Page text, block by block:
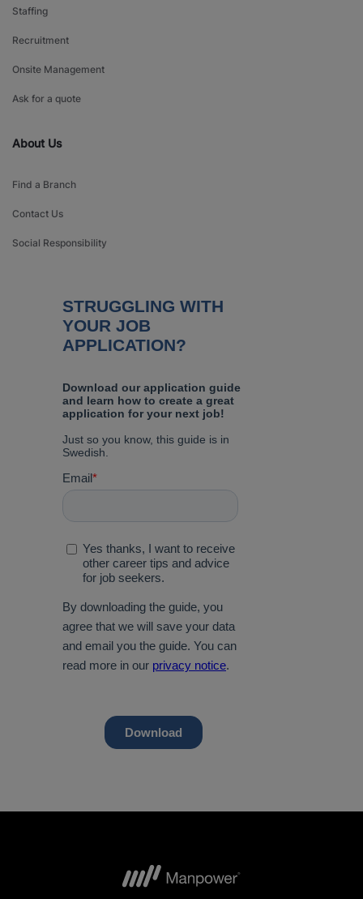
Staffing
Recruitment
Onsite Management
Ask for a quote
About Us
Find a Branch
Contact Us
Social Responsibility